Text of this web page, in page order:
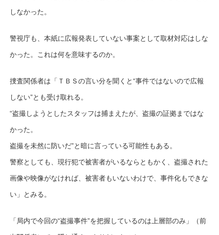
しなかった。
警視庁も、本紙に広報発表していない事案として取材対応はしな
かった。これは何を意味するのか。
捜査関係者は「ＴＢＳの言い分を聞くと“事件ではないので広報
しない”とも受け取れる。
“盗撮しようとしたスタッフは捕まえたが、盗撮の証拠まではな
かった。
盗撮を未然に防いだ”と暗に言っている可能性もある。
警察としても、現行犯で被害者がいるならともかく、盗撮された
画像や映像がなければ、被害者もいないわけで、事件化もできな
い」とみる。
「局内で今回の“盗撮事件”を把握しているのは上層部のみ」（前